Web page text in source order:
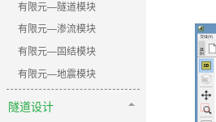
有限元—隧道模块
有限元—渗流模块
有限元—固结模块
有限元—地震模块
隧道设计